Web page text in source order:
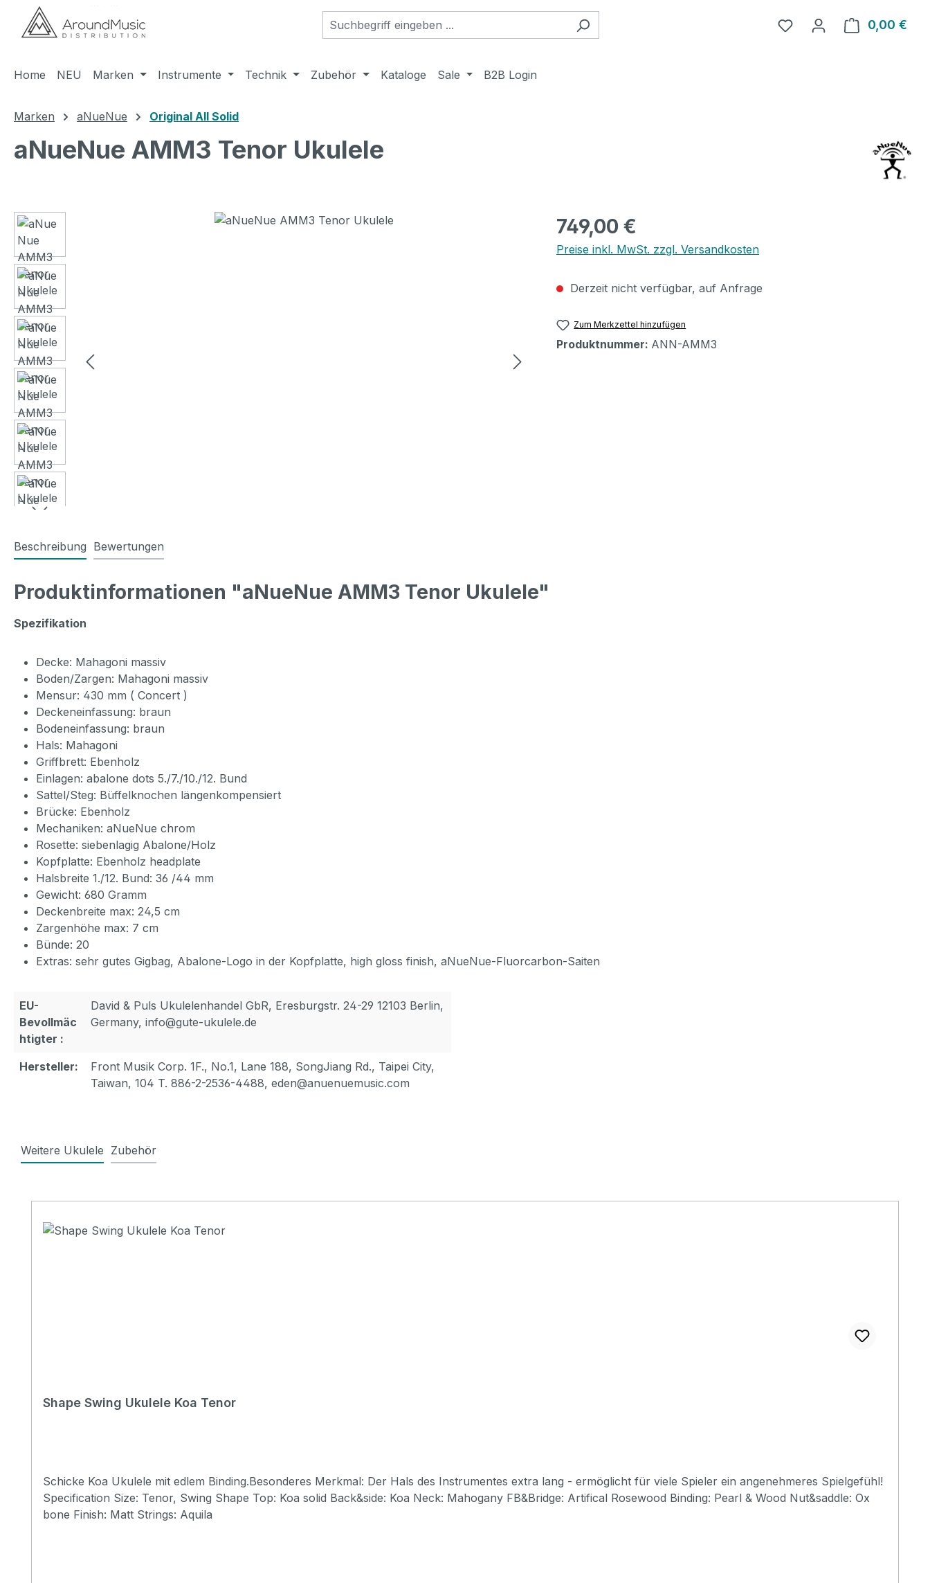
Hauptinhalt springen
Zur Suche springen
Zur Hauptnavigation springen
0,00 €
Home NEU Marken Instrumente Technik Zubehör Kataloge Sale B2B Login
Marken aNueNue Original All Solid
aNueNue AMM3 Tenor Ukulele
Bildergalerie überspringen Regulärer Preis:
749,00 €
Preise inkl. MwSt. zzgl. Versandkosten
Derzeit nicht verfügbar, auf Anfrage
Zum Merkzettel hinzufügen
Produktnummer: ANN-AMM3
Beschreibung Bewertungen
Produktinformationen "aNueNue AMM3 Tenor Ukulele"
Spezifikation
Decke: Mahagoni massiv
Boden/Zargen: Mahagoni massiv
Mensur: 430 mm ( Concert )
Deckeneinfassung: braun
Bodeneinfassung: braun
Hals: Mahagoni
Griffbrett: Ebenholz
Einlagen: abalone dots 5./7./10./12. Bund
Sattel/Steg: Büffelknochen längenkompensiert
Brücke: Ebenholz
Mechaniken: aNueNue chrom
Rosette: siebenlagig Abalone/Holz
Kopfplatte: Ebenholz headplate
Halsbreite 1./12. Bund: 36 /44 mm
Gewicht: 680 Gramm
Deckenbreite max: 24,5 cm
Zargenhöhe max: 7 cm
Bünde: 20
Extras: sehr gutes Gigbag, Abalone-Logo in der Kopfplatte, high gloss finish, aNueNue-Fluorcarbon-Saiten
EU-
Bevollmäc
htigter :
David & Puls Ukulelenhandel GbR, Eresburgstr. 24-29 12103 Berlin,
Germany, info@gute-ukulele.de
Hersteller:
Front Musik Corp. 1F., No.1, Lane 188, SongJiang Rd., Taipei City,
Taiwan, 104 T. 886-2-2536-4488, eden@anuenuemusic.com
Weitere Ukulele Zubehör
Shape Swing Ukulele Koa Tenor
Schicke Koa Ukulele mit edlem Binding.Besonderes Merkmal: Der Hals des Instrumentes extra lang - ermöglicht für viele Spieler ein angenehmeres Spielgefühl!
Specification Size: Tenor, Swing Shape Top: Koa solid Back&side: Koa Neck: Mahogany FB&Bridge: Artifical Rosewood Binding: Pearl & Wood Nut&saddle: Ox
bone Finish: Matt Strings: Aquila